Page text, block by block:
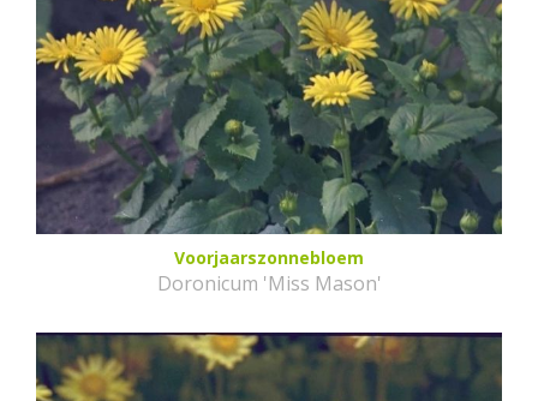
Voorjaarszonnebloem
Doronicum 'Miss Mason'